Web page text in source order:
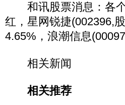
和讯股票消息：各个
红，星网锐捷(002396,
4.65%，浪潮信息
相关新闻
相关推荐